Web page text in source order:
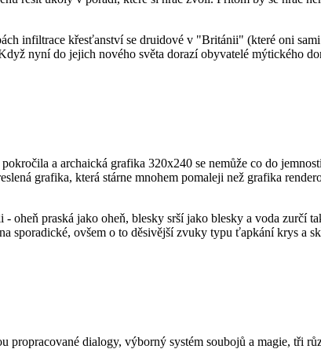
infiltrace křesťanství se druidové v "Británii" (které oni
nyní do jejich nového světa dorazí obyvatelé mýtického
a archaická grafika 320x240 se nemůže co do
grafika, která stárne mnohem pomaleji než grafika
praská jako oheň, blesky srší jako blesky a voda zurčí
sporadické, ovšem o to děsivější zvuky typu ťapkání krys a
dialogy, výborný systém soubojů a magie, tři